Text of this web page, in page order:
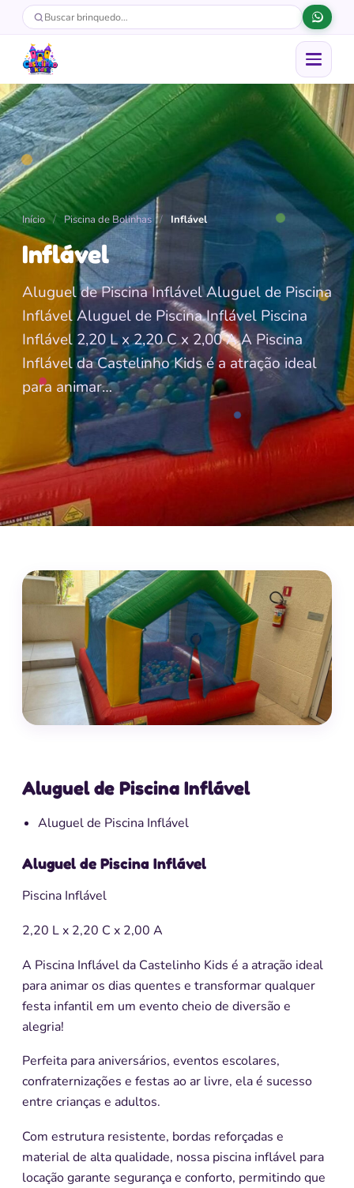
Buscar brinquedo
Buscar
Abrir
Início / Piscina de Bolinhas / Inflável
Inflável
Aluguel de Piscina Inflável Aluguel de Piscina
Inflável Aluguel de Piscina Inflável Piscina
Inflável 2,20 L x 2,20 C x 2,00 A A Piscina
Inflável da Castelinho Kids é a atração ideal
para animar…
Aluguel de Piscina Inflável
Aluguel de Piscina Inflável
Aluguel de Piscina Inflável
Piscina Inflável
2,20 L x 2,20 C x 2,00 A
A Piscina Inflável da Castelinho Kids é a atração ideal
para animar os dias quentes e transformar qualquer
festa infantil em um evento cheio de diversão e
alegria!
Perfeita para aniversários, eventos escolares,
confraternizações e festas ao ar livre, ela é sucesso
entre crianças e adultos.
Com estrutura resistente, bordas reforçadas e
material de alta qualidade, nossa piscina inflável para
locação garante segurança e conforto, permitindo que